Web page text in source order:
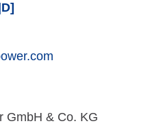
GmbH & Co. KG